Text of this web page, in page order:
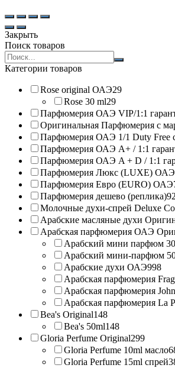
Закрыть
Поиск товаров
Search
products:
Категории товаров
Rose original ОАЭ29
Rose 30 ml29
Парфюмерия ОАЭ VIP/1:1
Оригинальная Парфюмерия с
Парфюмерия ОАЭ 1/1 Duty Free
Парфюмерия ОАЭ A+ / 1:1
Парфюмерия ОАЭ A + D / 1:1
Парфюмерия Люкс (LUXE) ОАЭ
Парфюмерия Евро (EURO) ОАЭ
Парфюмерия дешево (реплика)92
Молочные духи-спрей Deluxe
Арабские масляные духи
Арабская парфюмерия ОАЭ
Арабский мини парфюм
Арабский мини-парфюм
Арабские духи ОАЭ998
Арабская парфюмерия
Арабская парфюмерия
Арабская парфюмерия La
Bea's Original148
Bea's 50ml148
Gloria Perfume Original299
Gloria Perfume 10ml масло
Gloria Perfume 15ml спрей